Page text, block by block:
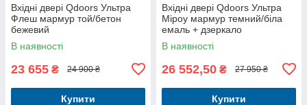
Вхідні двері Qdoors Ультра
Флеш мармур той/бетон
бежевий
В наявності
23 655 ₴ 24 900 ₴
Купити
Вхідні двері Qdoors Ультра
Міроу мармур темний/біла
емаль + дзеркало
В наявності
26 552,50 ₴ 27 950 ₴
Купити